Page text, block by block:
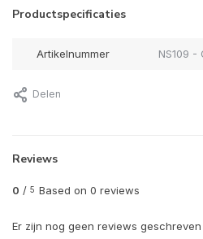
Productspecificaties
Artikelnummer NS109 -
Delen
Reviews
0 / 5 Based on 0 reviews
Er zijn nog geen reviews